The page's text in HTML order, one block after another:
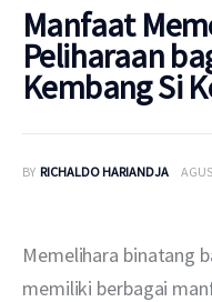
Untuk Bisnis
Manfaat
Peliharaan
Kembang Si
BY RICHALDO HARIANDJA
Memelihara binatang
memiliki berbagai